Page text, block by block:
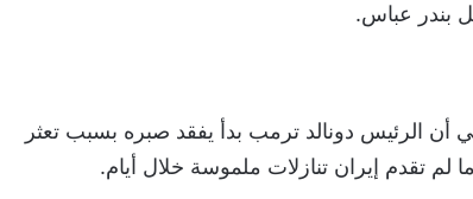
بندر عباس.
الرئيس دونالد ترمب بدأ يفقد صبره بسبب تعثر
لم تقدم إيران تنازلات ملموسة خلال أيام.